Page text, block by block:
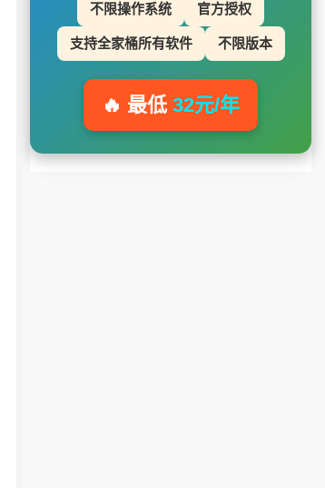
不限操作系统 官方授权
支持全家桶所有软件 不限版本
🔥 最低 32元/年